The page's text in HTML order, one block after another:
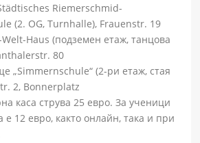
Riemerschmid-
(2. OG, Turnhalle), Frauenstr. 19
Haus (подземен етаж, танцова
80
„Simmernschule“ (2-ри етаж, стая
2, Bonnerplatz
каса струва 25 евро. За ученици
е 12 евро, както онлайн, така и при